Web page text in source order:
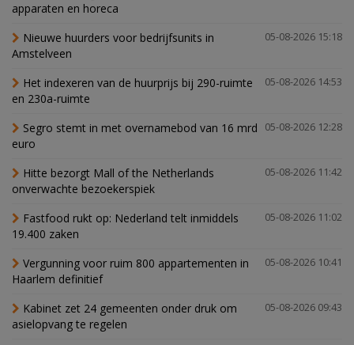
apparaten en horeca
05-08-2026 15:18
Nieuwe huurders voor bedrijfsunits in
Amstelveen
05-08-2026 14:53
Het indexeren van de huurprijs bij 290-ruimte
en 230a-ruimte
05-08-2026 12:28
Segro stemt in met overnamebod van 16 mrd
euro
05-08-2026 11:42
Hitte bezorgt Mall of the Netherlands
onverwachte bezoekerspiek
05-08-2026 11:02
Fastfood rukt op: Nederland telt inmiddels
19.400 zaken
05-08-2026 10:41
Vergunning voor ruim 800 appartementen in
Haarlem definitief
05-08-2026 09:43
Kabinet zet 24 gemeenten onder druk om
asielopvang te regelen